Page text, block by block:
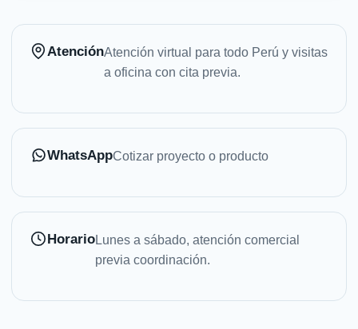
AtenciónAtención virtual para todo Perú y visitas
a oficina con cita previa.
WhatsAppCotizar proyecto o producto
HorarioLunes a sábado, atención comercial
previa coordinación.